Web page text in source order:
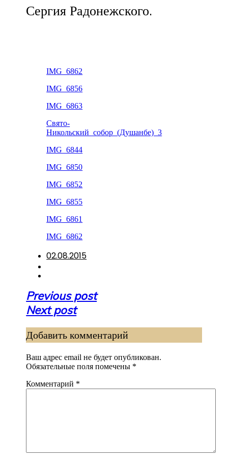
Сергия Радонежского.
IMG_6862
IMG_6856
IMG_6863
Свято-
Никольский_собор_(Душанбе)_3
IMG_6844
IMG_6850
IMG_6852
IMG_6855
IMG_6861
IMG_6862
02.08.2015
Навигация
по
Previous post
Next post
Добавить комментарий
Ваш адрес email не будет опубликован.
Обязательные поля помечены *
Комментарий *